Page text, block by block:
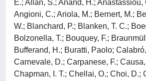
E.; Allan, S.; Anand, H.; Anastassiou,
Angioni, C.; Ariola, M.; Bernert, M.;
W.; Blanchard, P.; Blanken, T. C.;
Bolzonella, T.; Bouquey, F.;
Bufferand, H.; Buratti, Paolo;
Carnevale, D.; Carpanese, F.;
Chapman, I. T.; Chellai, O.; Choi, D.;